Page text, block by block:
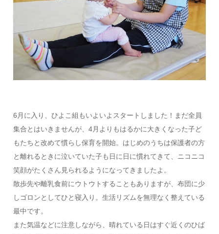
6月に入り、ひよこ組もいよいよスタートしました！まだ全員
集合とはいきませんが、4月よりもはるかに大きくなった子ど
もたちと改めて慣らし保育を開始。はじめのうちは保護者の方
と離れるときに泣いていた子も日に日に慣れてきて、ニコニコ
笑顔がたくさん見られるようになってきましたよ。
散歩先や離乳食前にウトウトすることもありますが、布団に少
しゴロンとしてひと寝入り。生活リズムを無理なく整えている
最中です。
また気温などに注意しながら、晴れている日はすぐ近くのひば